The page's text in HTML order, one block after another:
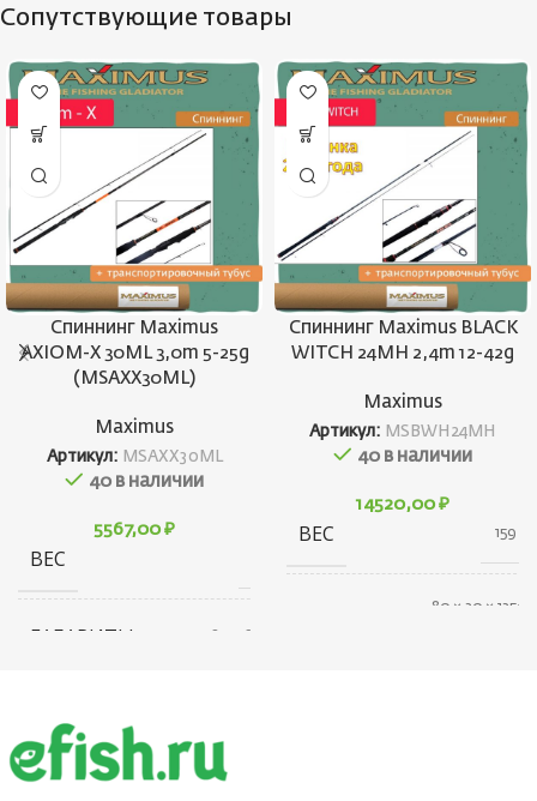
Сопутствующие товары
Спиннинг Maximus
AXIOM-X 30ML 3,0m 5-25g
(MSAXX30ML)
Maximus
Артикул: MSAXX30ML
40 в наличии
5567,00 ₽
ВЕС
ГАБАРИТЫ
УДИЛИЩА
Спиннинг Maximus BLACK
WITCH 24MH 2,4m 12-42g
Maximus
Артикул: MSBWH24MH
40 в наличии
14520,00 ₽
ВЕС 159 г
80 × 30 × 1350